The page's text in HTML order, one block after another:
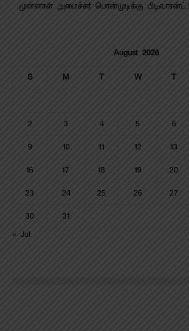
முன்னாள் அமைச்சர் பொன்முடிக்கு பிடிவாரன்ட்!
August 2026
S M T W T
2 3 4 5 6
9 10 11 12 13
16 17 18 19 20
23 24 25 26 27
30
31
« Jul